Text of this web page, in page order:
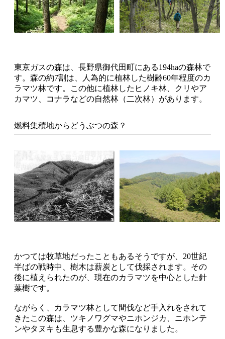
東京ガスの森は、長野県御代田町にある194haの森林で
す。森の約7割は、人為的に植林した樹齢60年程度のカ
ラマツ林です。この他に植林したヒノキ林、クリやア
カマツ、コナラなどの自然林（二次林）があります。
燃料集積地からどうぶつの森？
かつては牧草地だったこともあるそうですが、20世紀
半ばの戦時中、樹木は薪炭として伐採されます。その
後に植えられたのが、現在のカラマツを中心とした針
葉樹です。
ながらく、カラマツ林として間伐など手入れをされて
きたこの森は、ツキノワグマやニホンジカ、ニホンテ
ンやタヌキも生息する豊かな森になりました。